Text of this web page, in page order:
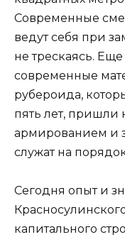
Современные
ведут себя при
не трескаясь.
современные
рубероида,
пять лет, пришли
армированием и
служат на
Сегодня опыт и
капитального